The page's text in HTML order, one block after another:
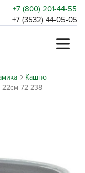
+7 (800) 201-44-55
+7 (3532) 44-05-05
Кашпо
72-238